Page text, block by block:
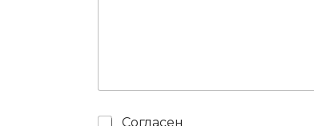
Ч
Согласен